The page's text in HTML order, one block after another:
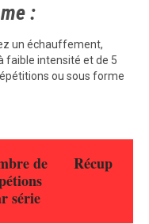
:
un échauffement,
faible intensité et de 5
ou sous forme
de
série
Récup